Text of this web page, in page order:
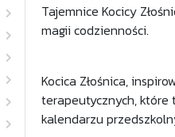
Tajemnice Kocicy
magii codzienności.
Kocica Złośnica,
terapeutycznych, które
kalendarzu